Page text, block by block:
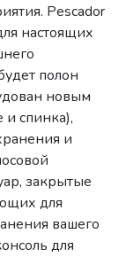
Pescador
настоящих
полон
новым
спинка),
и
закрытые
для
вашего
для